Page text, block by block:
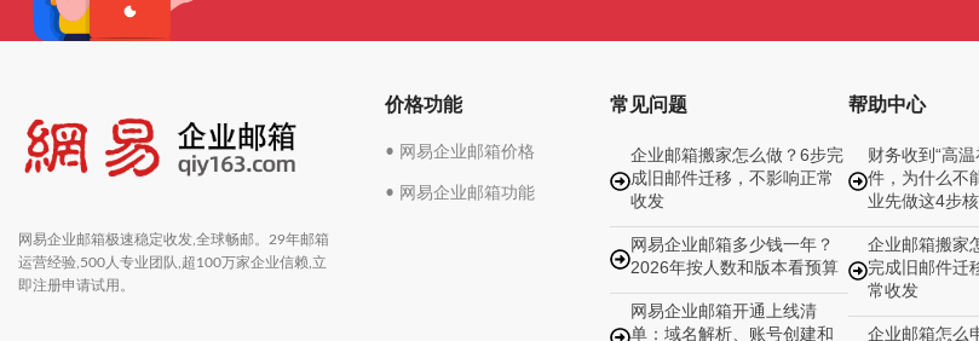
网易企业邮箱极速稳定收发,全球畅邮。29年邮箱
运营经验,500人专业团队,超100万家企业信赖,立
即注册申请试用。
价格功能
• 网易企业邮箱价格
• 网易企业邮箱功能
常见问题
企业邮箱搬家怎么做？6步完
成旧邮件迁移，不影响正常
收发
网易企业邮箱多少钱一年？
2026年按人数和版本看预算
网易企业邮箱开通上线清
单：域名解析、账号创建和
帮助中心
财务收到“高
件，为什么不
业先做这4步
企业邮箱搬家
完成旧邮件迁
常收发
企业邮箱怎么